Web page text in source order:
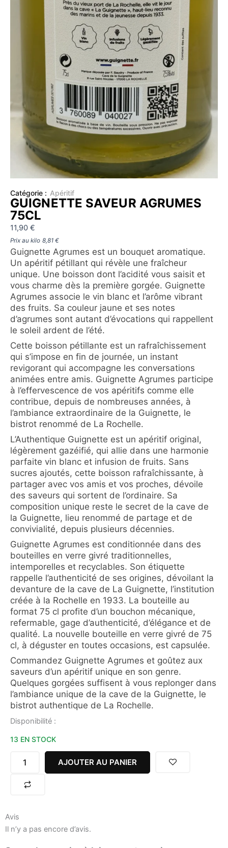
Catégorie : Apéritif
GUIGNETTE SAVEUR AGRUMES
75CL
11,90 €
Prix au kilo 8,81 €
Guignette Agrumes est un bouquet aromatique.
Un apéritif pétillant qui révèle une fraîcheur
unique. Une boisson dont l’acidité vous saisit et
vous charme dès la première gorgée. Guignette
Agrumes associe le vin blanc et l’arôme vibrant
des fruits. Sa couleur jaune et ses notes
d’agrumes sont autant d’évocations qui rappellent
le soleil ardent de l’été.
Cette boisson pétillante est un rafraîchissement
qui s’impose en fin de journée, un instant
revigorant qui accompagne les conversations
animées entre amis. Guignette Agrumes participe
à l’effervescence de vos apéritifs comme elle
contribue, depuis de nombreuses années, à
l’ambiance extraordinaire de la Guignette, le
bistrot renommé de La Rochelle.
L’Authentique Guignette est un apéritif original,
légèrement gazéifié, qui allie dans une harmonie
parfaite vin blanc et infusion de fruits. Sans
sucres ajoutés, cette boisson rafraîchissante, à
partager avec vos amis et vos proches, dévoile
des saveurs qui sortent de l’ordinaire. Sa
composition unique reste le secret de la cave de
la Guignette, lieu renommé de partage et de
convivialité, depuis plusieurs décennies.
Guignette Agrumes est conditionnée dans des
bouteilles en verre givré traditionnelles,
intemporelles et recyclables. Son étiquette
rappelle l’authenticité de ses origines, dévoilant la
devanture de la cave de La Guignette, l’institution
créée à la Rochelle en 1933. La bouteille au
format 75 cl profite d’un bouchon mécanique,
refermable, gage d’authenticité, d’élégance et de
qualité. La nouvelle bouteille en verre givré de 75
cl, à déguster en toutes occasions, est capsulée.
Commandez Guignette Agrumes et goûtez aux
saveurs d’un apéritif unique en son genre.
Quelques gorgées suffisent à vous replonger dans
l’ambiance unique de la cave de la Guignette, le
bistrot authentique de La Rochelle.
Disponibilité :
13 EN STOCK
quantité
GUIGNETTE
AGRUMES
AJOUTER AU PANIER
Avis
Il n’y a pas encore d’avis.